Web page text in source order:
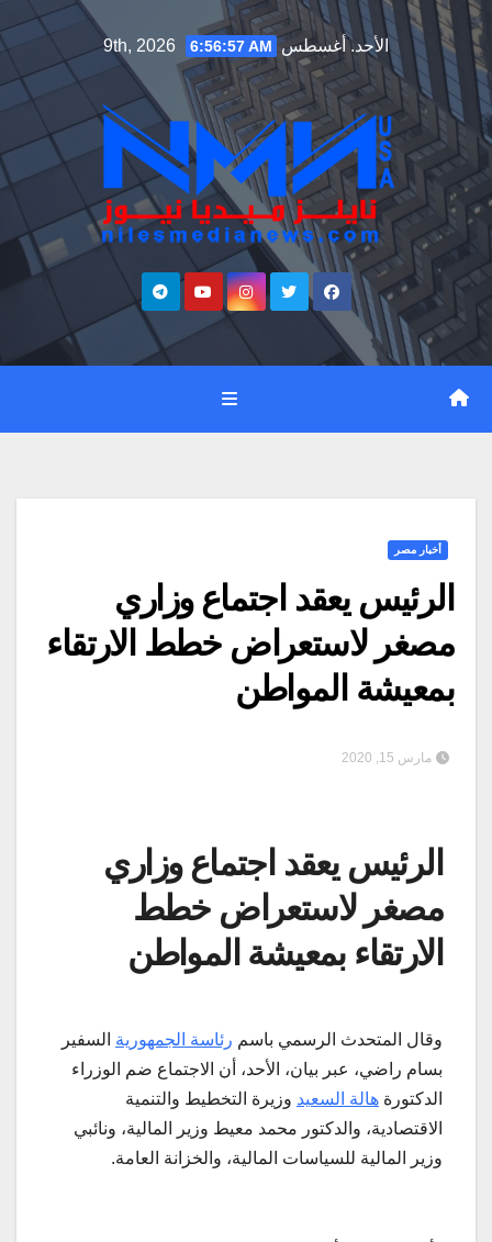
Skip
to
content
الأحد. أغسطس 9th, 2026 6:56:58 AM
أخبار مصر
الرئيس يعقد اجتماع وزاري
مصغر لاستعراض خطط الارتقاء
بمعيشة المواطن
مارس 15, 2020
الرئيس يعقد اجتماع وزاري
مصغر لاستعراض خطط
الارتقاء بمعيشة المواطن
وقال المتحدث الرسمي باسم رئاسة الجمهورية السفير
بسام راضي، عبر بيان، الأحد، أن الاجتماع ضم الوزراء
الدكتورة هالة السعيد وزيرة التخطيط والتنمية
الاقتصادية، والدكتور محمد معيط وزير المالية، ونائبي
وزير المالية للسياسات المالية، والخزانة العامة.